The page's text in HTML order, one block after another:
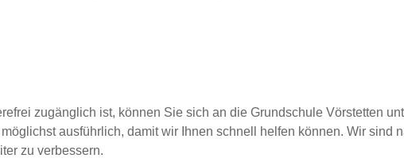
zugänglich ist, können Sie sich an die Grundschule Vörstetten
ausführlich, damit wir Ihnen schnell helfen können. Wir sind
zu verbessern.